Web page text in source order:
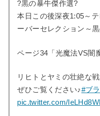
?黒の暴牛傑作選?
本日この後深夜1:05～
ーバーセレクション～
ページ34「光魔法VS闇
リヒトとヤミの壮絶な
ぜひご覧ください♪#ブ
pic.twitter.com/